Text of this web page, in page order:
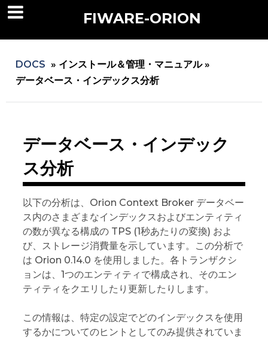
FIWARE-ORION
DOCS » インストール＆管理・マニュアル »
データベース・インデックス分析
データベース・インデック
ス分析
以下の分析は、Orion Context Broker データベー
ス内のさまざまなインデックスおよびエンティティ
の数が異なる構成の TPS (1秒あたりの変換) およ
び、ストレージ消費量を示しています。この分析で
は Orion 0.14.0 を使用しました。各トランザクシ
ョンは、1つのエンティティで構成され、そのエン
ティティをクエリしたり更新したりします。
この情報は、特定の設定でどのインデックスを使用
するかについてのヒントとしてのみ提供されていま